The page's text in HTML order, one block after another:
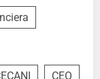
CEO